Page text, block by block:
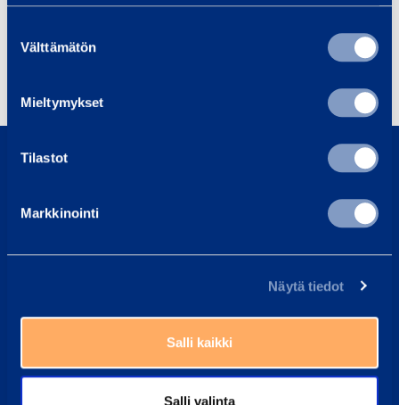
valinta
Välttämätön
Mieltymykset
Tilastot
Markkinointi
Näytä tiedot
Salli kaikki
Salli valinta
Soita meille, olemme täällä auttaaksemme sinua
asiakaspalvelu@ramirent.fi
Yleisimmät kysymykset
Täältä löydät vastaukset tavallisimpiin kysymyksiin